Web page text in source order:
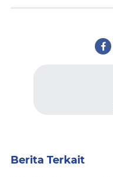
Berita Terkait